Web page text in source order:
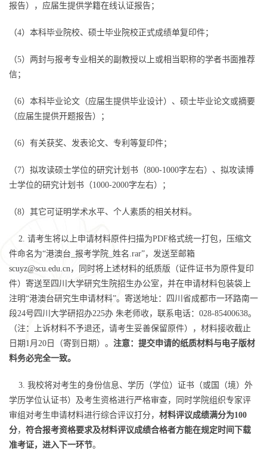
报告），应届生提供学籍在线认证报告；
（4）本科毕业院校、硕士毕业院校正式成绩单复印件；
（5）两封与报考专业相关的副教授以上或相当职称的学者书面推荐
信；
（6）本科毕业论文（应届生提供毕业设计）、硕士毕业论文或摘要
（应届生提供开题报告）；
（6）有关获奖、发表论文、专利等复印件；
（7）拟攻读硕士学位的研究计划书（800-1000字左右）、拟攻读博
士学位的研究计划书（1000-2000字左右）；
（8）其它可证明学术水平、个人素质的相关材料。
2. 请考生将以上申请材料原件扫描为PDF格式统一打包，压缩文
件命名为“港澳台_报考学院_姓名.rar”，发送至邮箱
scuyz@scu.edu.cn，同时将上述材料的纸质版（证件证书为原件复印
件）寄送至四川大学研究生院招生办公室，并在申请材料包装袋上
注明“港澳台研究生申请材料”。寄送地址：四川省成都市一环路南一
段24号四川大学研招办225办 朱老师收，联系电话：028-85400638。
（注：上诉材料不予退还，请考生妥善保留原件），材料接收截止
日期1月20日（寄到日期）。 注意：提交申请的纸质材料与电子版材
料务必完全一致。
3. 我校将对考生的身份信息、学历（学位）证书（或国（境）外
学历学位认证书）及考生资格进行严格审查，同时学院组织专家评
审组对考生申请材料进行综合评议打分， 材料评议成绩满分为100
分， 符合报考资格要求及材料评议成绩合格者方能在规定时间下载
准考证，进入下一环节。